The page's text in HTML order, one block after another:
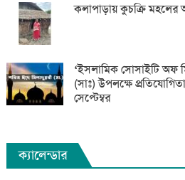
কলাপাড়ায় কুচক্রি মহলের
‘ইসলামিক সোসাইটি অফ
(সাঃ) উপলক্ষে
সেপ্টেম্বর
ক্যালেন্ডার